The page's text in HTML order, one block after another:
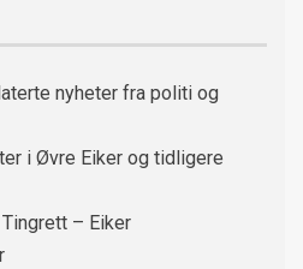
nyheter fra politi og
i Øvre Eiker og tidligere
– Eiker